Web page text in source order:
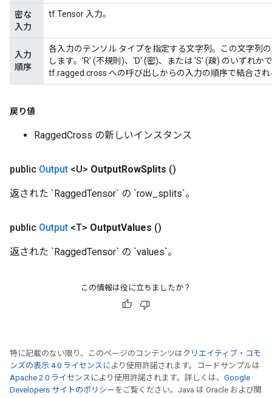
密な
入力
tf.Tensor 入力。
入力
順序
各入力のテンソル タイプを指定する文字列。この文字列
します。'R' (不規則)、'D' (密)、または 'S' (疎) のいずれか
tf.ragged.cross への呼び出しからの入力の順序で結合さ
戻り値
RaggedCross の新しいインスタンス
public Output <U> OutputRowSplits ()
返された `RaggedTensor` の `row_splits`。
public Output <T> OutputValues ()
返された `RaggedTensor` の `values`。
この情報は役に立ちましたか？
特に記載のない限り、このページのコンテンツはクリエイティブ・コモ
ンズの表示 4.0 ライセンス により使用許諾されます。コードサンプルは
Apache 2.0 ライセンス により使用許諾されます。詳しくは、 Google
Developers サイトのポリシー をご覧ください。Java は Oracle および関